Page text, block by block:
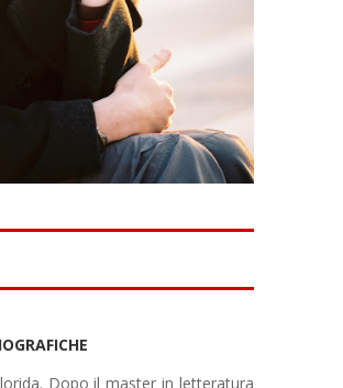
Dopo il master in letteratura